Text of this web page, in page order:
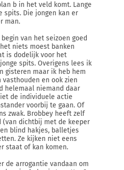
b in het veld komt. Lange
spits. Die jongen kan er
man.
van het seizoen goed
niets moest banken
is dodelijk voor het
spits. Overigens lees ik
gisteren maar ik heb hem
en ook zien
helemaal niemand daar
de individuele actie
voorbij te gaan. Of
zwak. Brobbey heeft zelf
(van dichtbij met de keeper
blind hakjes, balletjes
Ze kijken niet eens
staat of kan komen.
de arrogantie vandaan om